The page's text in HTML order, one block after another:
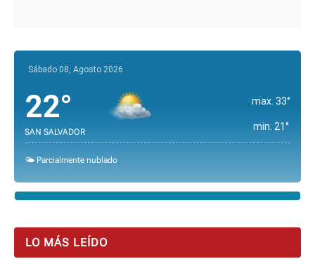
Sábado 08, Agosto 2026
22°
SAN SALVADOR
max. 33°
min. 21°
🌤️ Parcialmente nublado
LO MÁS LEÍDO